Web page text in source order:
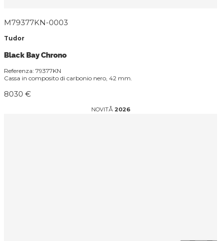
M79377KN-0003
Tudor
Black Bay Chrono
Referenza: 79377KN
Cassa in composito di carbonio nero, 42 mm.
8030 €
NOVITÅ 2026